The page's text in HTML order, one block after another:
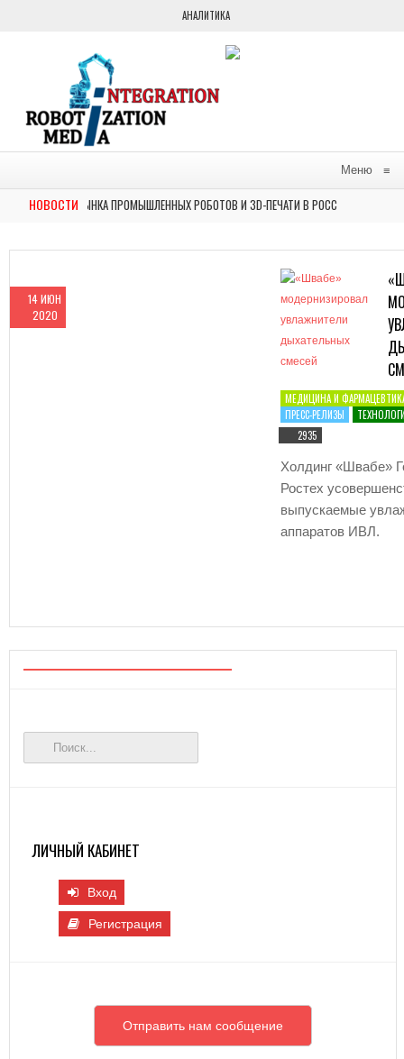
АНАЛИТИКА
Меню ≡
НОВОСТИ
ОБЗОР РЫНКА ПРОМЫШЛЕННЫХ РОБОТОВ И 3D-ПЕЧАТИ В РОССИИ
14 ИЮН
2020
МЕДИЦИНА И
ПРЕСС-РЕЛИЗЫ
2935
Холдинг «Швабе»
Ростех
выпускаемые
аппаратов ИВЛ.
ЛИЧНЫЙ КАБИНЕТ
Вход
Регистрация
Отправить нам сообщение